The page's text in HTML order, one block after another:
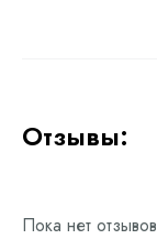
Отзывы:
Пока нет отзывов